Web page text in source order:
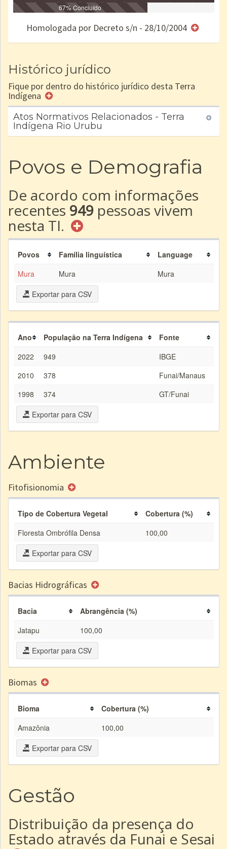
IdentificaçãoIdentificadaDeclaradaReservadaHomologadaRegistrada
e/ou
67% Concluído
Homologada por Decreto s/n - 28/10/2004
Histórico jurídico
Fique por dentro do histórico jurídico desta Terra
Indígena
Atos Normativos Relacionados - Terra
Indígena Rio Urubu
Povos e Demografia
De acordo com informações
recentes 949 pessoas vivem
nesta TI.
Povos Família linguística
Language
Mura
Mura
Mura
Exportar para CSV
Ano População na Terra Indígena
Fonte
2022
949
IBGE
2010
378
Funai/Manaus
1998
374
GT/Funai
Exportar para CSV
Ambiente
Fitofisionomia
Tipo de Cobertura Vegetal
Cobertura (%)
Floresta Ombrófila Densa
100,00
Exportar para CSV
Bacias Hidrográficas
Bacia
Abrangência (%)
Jatapu
100,00
Exportar para CSV
Biomas
Bioma
Cobertura (%)
Amazônia
100,00
Exportar para CSV
Gestão
Distribuição da presença do
Estado através da Funai e Sesai